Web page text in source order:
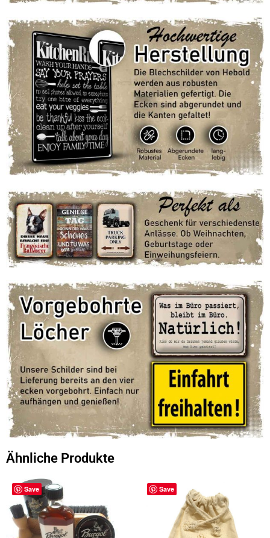
Ähnliche Produkte
Save Save